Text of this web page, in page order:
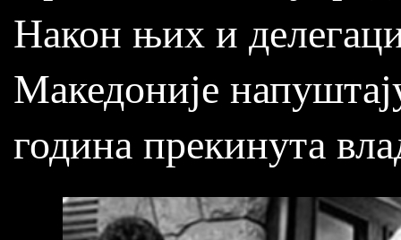
Након њих и
Македоније
година прекинута